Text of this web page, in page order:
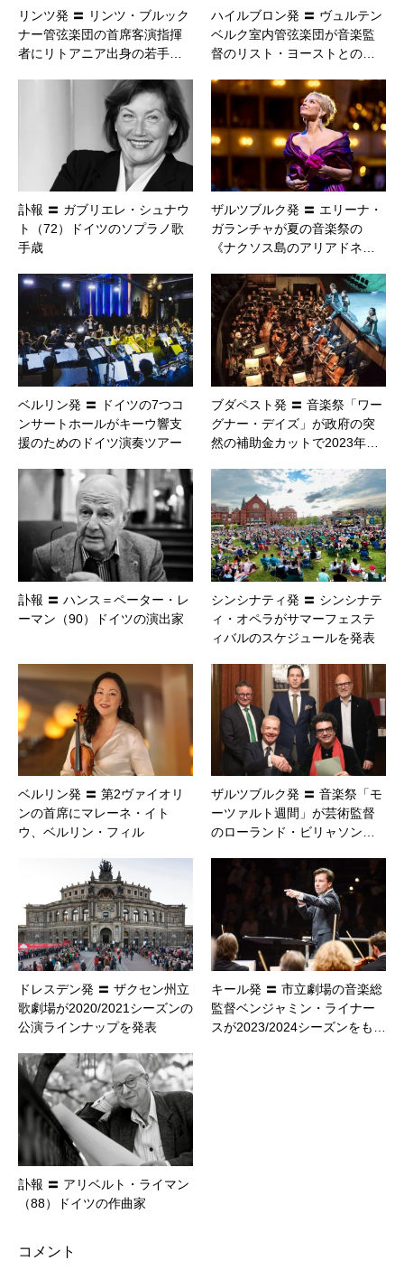
リンツ発 〓 リンツ・ブルック
ナー管弦楽団の首席客演指揮
者にリトアニア出身の若手…
ハイルブロン発 〓 ヴュルテン
ベルク室内管弦楽団が音楽監
督のリスト・ヨーストとの…
訃報 〓 ガブリエレ・シュナウ
ト（72）ドイツのソプラノ歌
手歳
ザルツブルク発 〓 エリーナ・
ガランチャが夏の音楽祭の
《ナクソス島のアリアドネ…
ベルリン発 〓 ドイツの7つコ
ンサートホールがキーウ響支
援のためのドイツ演奏ツアー
ブダペスト発 〓 音楽祭「ワー
グナー・デイズ」が政府の突
然の補助金カットで2023年…
訃報 〓 ハンス＝ペーター・レ
ーマン（90）ドイツの演出家
シンシナティ発 〓 シンシナテ
ィ・オペラがサマーフェステ
ィバルのスケジュールを発表
ベルリン発 〓 第2ヴァイオリ
ンの首席にマレーネ・イト
ウ、ベルリン・フィル
ザルツブルク発 〓 音楽祭「モ
ーツァルト週間」が芸術監督
のローランド・ビリャソン…
ドレスデン発 〓 ザクセン州立
歌劇場が2020/2021シーズンの
公演ラインナップを発表
キール発 〓 市立劇場の音楽総
監督ベンジャミン・ライナー
スが2023/2024シーズンをも…
訃報 〓 アリベルト・ライマン
（88）ドイツの作曲家
コメント